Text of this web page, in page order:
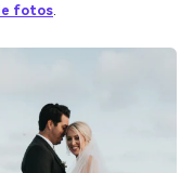
fotos